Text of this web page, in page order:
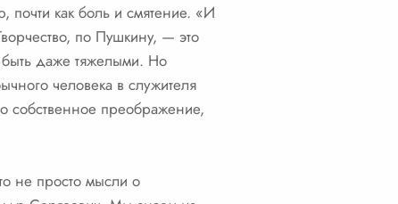
почти как боль и смятение. «И
по Пушкину, — это
быть даже тяжелыми. Но
человека в служителя
собственное преображение,
не просто мысли о